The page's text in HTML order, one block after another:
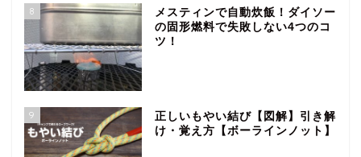
8
メスティンで自動炊飯！ダイソー
の固形燃料で失敗しない4つのコ
ツ！
9
正しいもやい結び【図解】引き解
け・覚え方【ボーラインノット】